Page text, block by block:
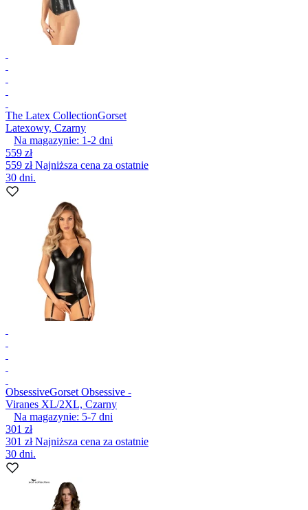
The Latex CollectionGorset
Latexowy, Czarny
Na magazynie: 1-2 dni
559 zł
559 złNajniższa cena za ostatnie
30 dni.
ObsessiveGorset Obsessive -
Viranes XL/2XL, Czarny
Na magazynie: 5-7 dni
301 zł
301 złNajniższa cena za ostatnie
30 dni.